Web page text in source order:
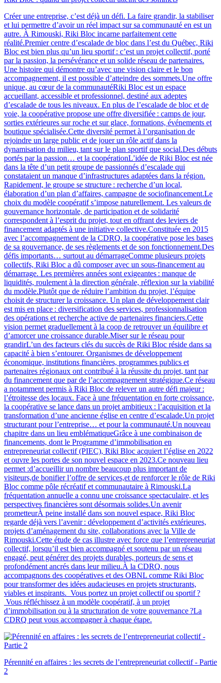
Créer une entreprise, c’est déjà un défi. La faire grandir, la stabiliser
et lui permettre d’avoir un réel impact sur sa communauté en est un
autre. À Rimouski, Riki Bloc incarne parfaitement cette
réalité.Premier centre d’escalade de bloc dans l’est du Québec, Riki
Bloc est bien plus qu’un lieu sportif : c’est un projet collectif, porté
par la passion, la persévérance et un solide réseau de partenaires.
Une histoire qui démontre qu’avec une vision claire et le bon
accompagnement, il est possible d’atteindre des sommets.Une offre
unique, au cœur de la communautéRiki Bloc est un espace
accueillant, accessible et professionnel, destiné aux adeptes
d’escalade de tous les niveaux. En plus de l’escalade de bloc et de
voie, la coopérative propose une offre diversifiée : camps de jour,
sorties extérieures sur roche et sur glace, formations, événements et
boutique spécialisée.Cette diversité permet à l’organisation de
rejoindre un large public et de jouer un rôle actif dans la
dynamisation du milieu, tant sur le plan sportif que social.Des débuts
portés par la passion… et la coopérationL’idée de Riki Bloc est née
dans la tête d’un petit groupe de passionnés d’escalade qui
constataient un manque d’infrastructures adaptées dans la région.
Rapidement, le groupe se structure : recherche d’un local,
élaboration d’un plan d’affaires, campagne de sociofinancement.Le
choix du modèle coopératif s’impose naturellement. Les valeurs de
gouvernance horizontale, de participation et de solidarité
correspondent à l’esprit du projet, tout en offrant des leviers de
financement adaptés à une initiative collective.Constituée en 2015
avec l’accompagnement de la CDRQ, la coopérative pose les bases
de sa gouvernance, de ses règlements et de son fonctionnement.Des
défis importants… surtout au démarrageComme plusieurs projets
collectifs, Riki Bloc a dû composer avec un sous-financement au
démarrage. Les premières années sont exigeantes : manque de
liquidités, roulement à la direction générale, réflexion sur la viabilité
du modèle.Plutôt que de réduire l’ambition du projet, l’équipe
choisit de structurer la croissance. Un plan de développement clair
est mis en place : diversification des services, professionnalisation
des opérations et recherche active de partenaires financiers.Cette
vision permet graduellement à la coop de retrouver un équilibre et
d’amorcer une croissance durable.Miser sur le réseau pour
grandirL’un des facteurs clés du succès de Riki Bloc réside dans sa
capacité à bien s’entourer. Organismes de développement
économique, institutions financières, programmes publics et
partenaires régionaux ont contribué à la réussite du projet, tant par
du financement que par de l’accompagnement stratégique.Ce réseau
a notamment permis à Riki Bloc de relever un autre défi majeur :
l’étroitesse des locaux. Face à une fréquentation en forte croissance,
la coopérative se lance dans un projet ambitieux : l’acquisition et la
transformation d’une ancienne église en centre d’escalade.Un projet
structurant pour l’entreprise… et pour la communauté.Un nouveau
chapitre dans un lieu emblématiqueGrâce à une combinaison de
financements, dont le Programme d’immobilisation en
entrepreneuriat collectif (PIEC), Riki Bloc acquiert l’église en 2022
et ouvre les portes de son nouvel espace en 2023.Ce nouveau lieu
permet :d’accueillir un nombre beaucoup plus important de
visiteurs,de bonifier l’offre de services,et de renforcer le rôle de Riki
Bloc comme pôle récréatif et communautaire à Rimouski.La
fréquentation annuelle a connu une croissance spectaculaire, et les
perspectives financières sont désormais solides.Un avenir
prometteurÀ peine installé dans son nouvel espace, Riki Bloc
regarde déjà vers l’avenir : développement d’activités extérieures,
projets d’aménagement du site, collaborations avec la Ville de
Rimouski.Cette étude de cas illustre avec force que l’entrepreneuriat
collectif, lorsqu’il est bien accompagné et soutenu par un réseau
engagé, peut générer des projets durables, porteurs de sens et
profondément ancrés dans leur milieu.À la CDRQ, nous
accompagnons des coopératives et des OBNL comme Riki Bloc
pour transformer des idées audacieuses en projets structurants,
viables et inspirants. Vous portez un projet collectif ou sportif ?
Vous réfléchissez à un modèle coopératif, à un projet
d’immobilisation ou à la structuration de votre gouvernance ?La
CDRQ peut vous accompagner à chaque étape.
Pérennité en affaires : les secrets de l’entrepreneuriat collectif - Partie
2